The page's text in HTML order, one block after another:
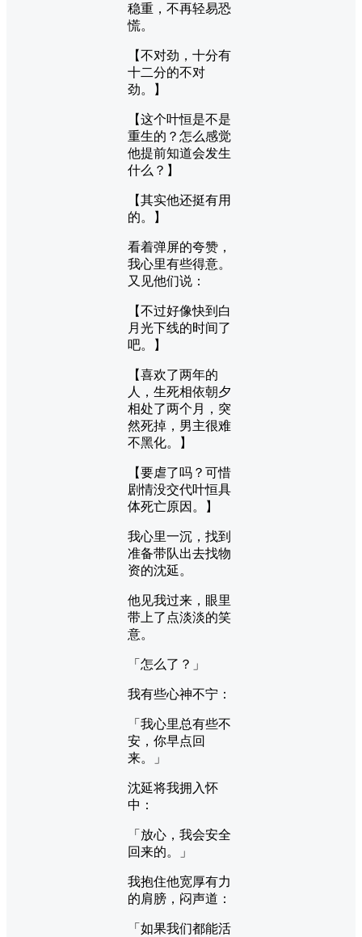
稳重，不再轻易恐
慌。
【不对劲，十分有
十二分的不对
劲。】
【这个叶恒是不是
重生的？怎么感觉
他提前知道会发生
什么？】
【其实他还挺有用
的。】
看着弹屏的夸赞，
我心里有些得意。
又见他们说：
【不过好像快到白
月光下线的时间了
吧。】
【喜欢了两年的
人，生死相依朝夕
相处了两个月，突
然死掉，男主很难
不黑化。】
【要虐了吗？可惜
剧情没交代叶恒具
体死亡原因。】
我心里一沉，找到
准备带队出去找物
资的沈延。
他见我过来，眼里
带上了点淡淡的笑
意。
「怎么了？」
我有些心神不宁：
「我心里总有些不
安，你早点回
来。」
沈延将我拥入怀
中：
「放心，我会安全
回来的。」
我抱住他宽厚有力
的肩膀，闷声道：
「如果我们都能活